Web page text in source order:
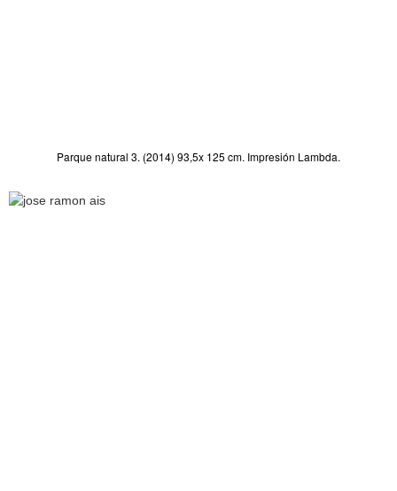
Parque natural 3. (2014) 93,5x 125 cm. Impresión Lambda.